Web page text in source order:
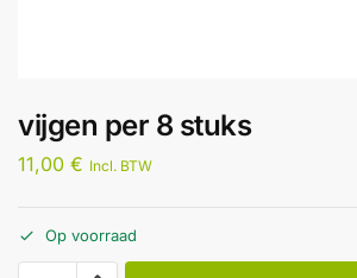
vijgen per 8 stuks
11,00 € Incl. BTW
Op voorraad